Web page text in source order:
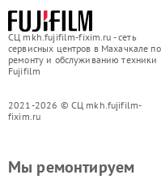
СЦ mkh.fujifilm-fixim.ru - сеть
сервисных центров в Махачкале по
ремонту и обслуживанию техники
Fujifilm
2021-2026 © СЦ mkh.fujifilm-
fixim.ru
Мы ремонтируем